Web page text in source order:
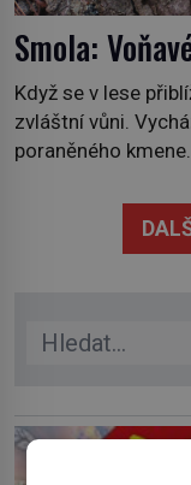
Smola:
Když se v lese
zvláštní vůni.
poraněného
lidstvo pracovalo.
vysycháním. Dá